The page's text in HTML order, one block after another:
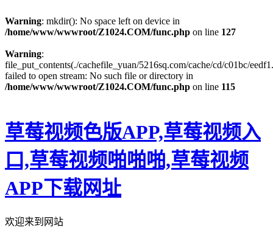
Warning: mkdir(): No space left on device in
/home/www/wwwroot/Z1024.COM/func.php on line 127
Warning:
file_put_contents(./cachefile_yuan/5216sq.com/cache/cd/c01bc/
failed to open stream: No such file or directory in
/home/www/wwwroot/Z1024.COM/func.php on line 115
草莓视频色版APP,草莓视频入
口,草莓视频啪啪啪,草莓视频
APP下载网址
欢迎来到网站